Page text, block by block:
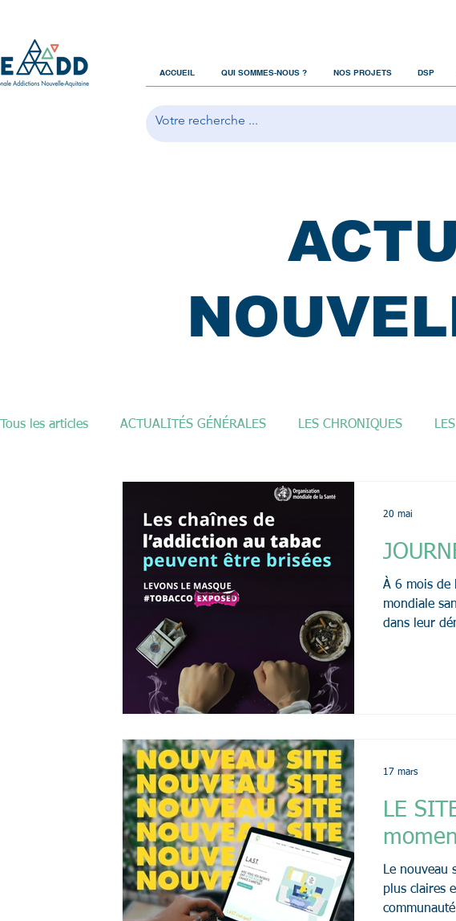
ACCUEIL QUI SOMMES-NOUS ? NOS PROJETS DSP
Tous les articles ACTUALITÉS GÉNÉRALES LES CHRONIQUES
À 6 mois de
mondiale
dans leur
20 mai
LE
Le nouveau
plus claires
17 mars